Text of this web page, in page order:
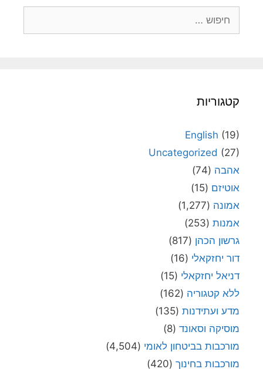
קטגוריות
English (19)
Uncategorized (27)
אהבה (74)
אוטיזם (15)
אמונה (1,277)
אמנות (253)
גרשון הכהן (817)
דור יחזקאלי (16)
דניאל יחזקאלי (15)
ללא קטגוריה (162)
מדע ועתידנות (135)
מוסיקה וסאונד (8)
מורכבות בביטחון לאומי (4,504)
מורכבות בחינוך (420)